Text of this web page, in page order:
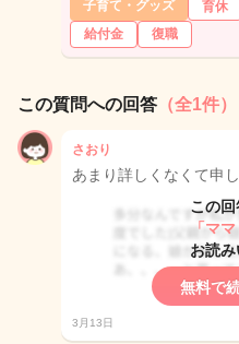
子育て・グッズ 育休
給付金
復職
この質問への回答 （全1件）
さおり
あまり詳しくなくて申
この
「ママ
お読み
無料で
3月13日